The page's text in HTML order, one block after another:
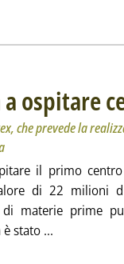
ospitare
che prevede la
il primo
di 22 milioni
materie prime
stato ...